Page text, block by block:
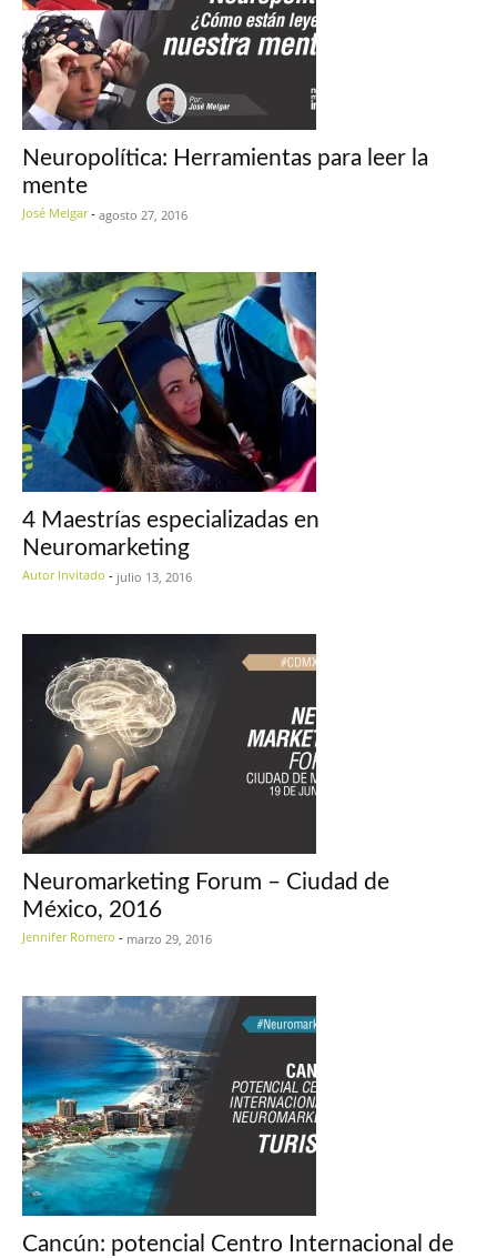
Neuropolítica: Herramientas para leer la
mente
José Melgar - agosto 27, 2016
4 Maestrías especializadas en
Neuromarketing
Autor Invitado - julio 13, 2016
Neuromarketing Forum – Ciudad de
México, 2016
Jennifer Romero - marzo 29, 2016
Cancún: potencial Centro Internacional de